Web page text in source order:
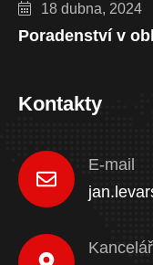
18 dubna, 2024
Poradenství v
Kontakty
E-mail
Kancelář